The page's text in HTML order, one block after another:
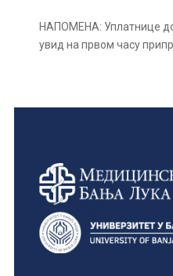
НАПОМЕНА: Уплатнице
увид на првом часу